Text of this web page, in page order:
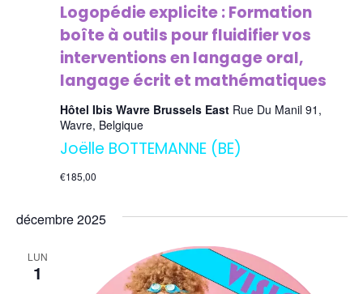
Logopédie explicite : Formation
boîte à outils pour fluidifier vos
interventions en langage oral,
langage écrit et mathématiques
Hôtel Ibis Wavre Brussels East Rue Du Manil 91,
Wavre, Belgique
Joëlle BOTTEMANNE (BE)
€185,00
décembre 2025
LUN
1